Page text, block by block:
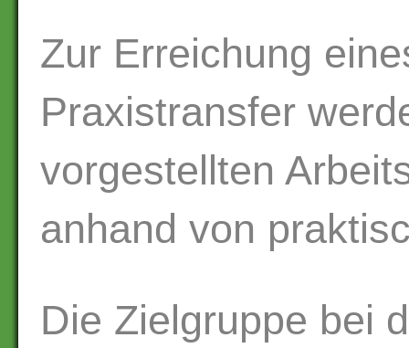
Zur Erreichung
Praxistransfer
vorgestellten
anhand von
Die Zielgruppe bei